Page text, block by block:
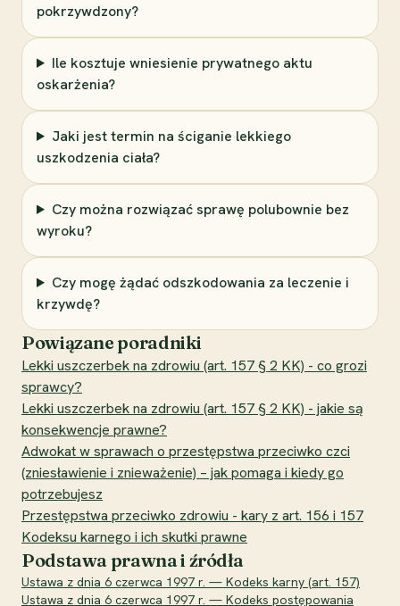
pokrzywdzony?
Ile kosztuje wniesienie prywatnego aktu
oskarżenia?
Jaki jest termin na ściganie lekkiego
uszkodzenia ciała?
Czy można rozwiązać sprawę polubownie bez
wyroku?
Czy mogę żądać odszkodowania za leczenie i
krzywdę?
Powiązane poradniki
Lekki uszczerbek na zdrowiu (art. 157 § 2 KK) - co grozi
sprawcy?
Lekki uszczerbek na zdrowiu (art. 157 § 2 KK) - jakie są
konsekwencje prawne?
Adwokat w sprawach o przestępstwa przeciwko czci
(zniesławienie i znieważenie) – jak pomaga i kiedy go
potrzebujesz
Przestępstwa przeciwko zdrowiu - kary z art. 156 i 157
Kodeksu karnego i ich skutki prawne
Podstawa prawna i źródła
Ustawa z dnia 6 czerwca 1997 r. — Kodeks karny (art. 157)
Ustawa z dnia 6 czerwca 1997 r. — Kodeks postępowania